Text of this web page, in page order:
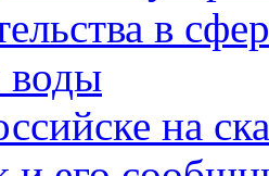
в
воды
на